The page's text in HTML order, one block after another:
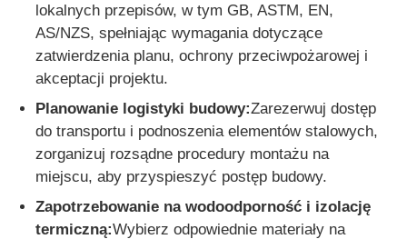
lokalnych przepisów, w tym GB, ASTM, EN,
AS/NZS, spełniając wymagania dotyczące
zatwierdzenia planu, ochrony przeciwpożarowej i
akceptacji projektu.
Planowanie logistyki budowy:Zarezerwuj dostęp
do transportu i podnoszenia elementów stalowych,
zorganizuj rozsądne procedury montażu na
miejscu, aby przyspieszyć postęp budowy.
Zapotrzebowanie na wodoodporność i izolację
termiczną:Wybierz odpowiednie materiały na